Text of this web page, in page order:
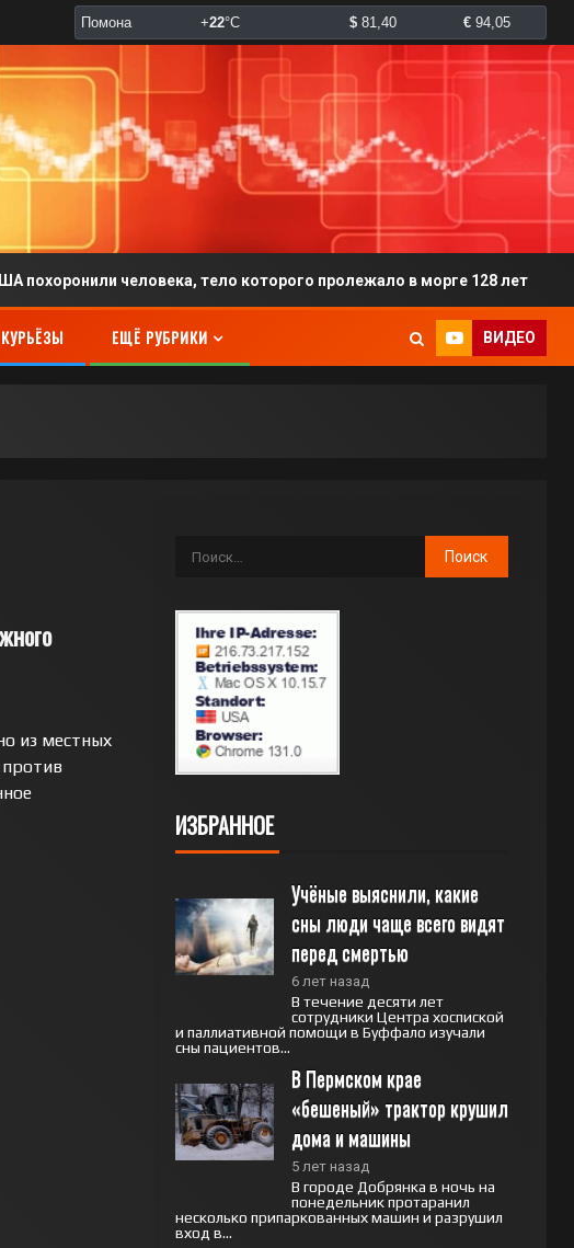
человека, тело которого пролежало в морге 128 лет
КУРЬЁЗЫ ЕЩЁ РУБРИКИ ВИДЕО
из местных
против
ИЗБРАННОЕ
Учёные выяснили, какие
сны люди чаще всего видят
перед смертью
6 лет назад
В течение десяти лет
сотрудники Центра хоспиской
и паллиативной помощи в Буффало изучали
сны пациентов...
В Пермском крае
«бешеный» трактор крушил
дома и машины
5 лет назад
В городе Добрянка в ночь на
понедельник протаранил
несколько припаркованных машин и разрушил
вход в...